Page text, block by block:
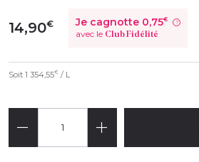
14,90€ Je cagnotte 0,75€
avec le Club Fidélité
?
Soit 1 354,55€ / L